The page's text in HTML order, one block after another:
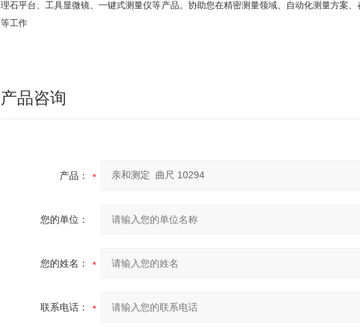
理石平台、工具显微镜、一键式测量仪等产品。协助您在精密测量领域、自动化测量方案
等工作
产品咨询
产品：
您的单位：
您的姓名：
联系电话：